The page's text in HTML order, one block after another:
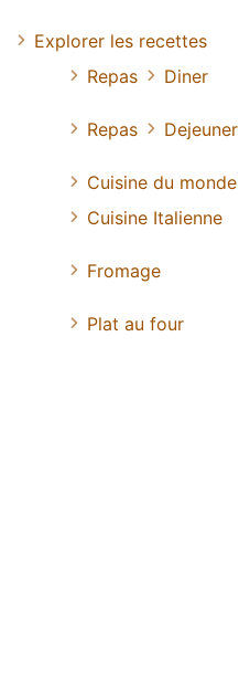
Explorer les recettes
Repas
Diner
Repas Dejeuner
Cuisine du monde
Cuisine Italienne
Fromage
Plat au four